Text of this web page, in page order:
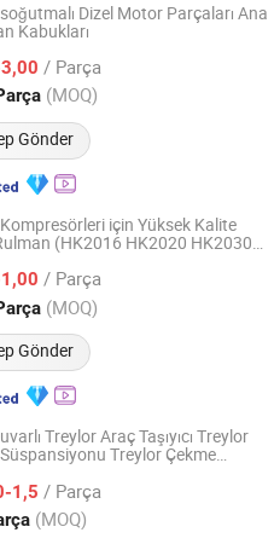
soğutmalı Dizel Motor Parçaları Ana
Kabukları
/ Parça
(MOQ)
Gönder
Ltd.
Fiyat 2022
Kompresörleri için Yüksek Kalite
(HK2016 HK2020 HK2030
HK2516 HK2520 HK2526
HK2816 HK2820)
/ Parça
(MOQ)
Gönder
Fiyat 2025
Treylor Araç Taşıyıcı Treylor
Süspansiyonu Treylor Çekme
Kamyon ve Düz Yatak Ayak
Konik Rulman
1,5 / Parça
(MOQ)
Fiyat 2024